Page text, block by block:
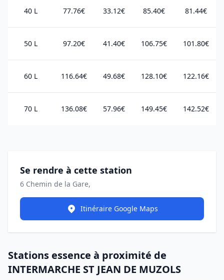
40 L 77.76€ 33.12€ 85.40€ 81.44€
50 L 97.20€ 41.40€ 106.75€ 101.80€
60 L 116.64€ 49.68€ 128.10€ 122.16€
70 L 136.08€ 57.96€ 149.45€ 142.52€
Se rendre à cette station
6 Chemin de la Gare,
Itinéraire Google Maps
Stations essence à proximité de
INTERMARCHE ST JEAN DE MUZOLS